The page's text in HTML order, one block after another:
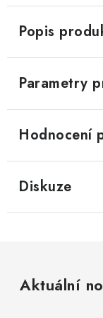
Popis
Parametry
Hodnocení
Diskuze
Aktuální